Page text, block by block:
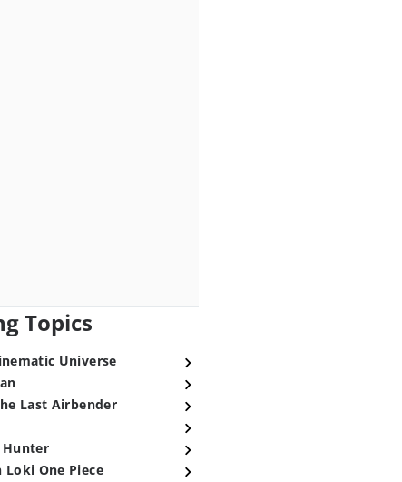
Topics
Universe
Last Airbender
Loki One Piece